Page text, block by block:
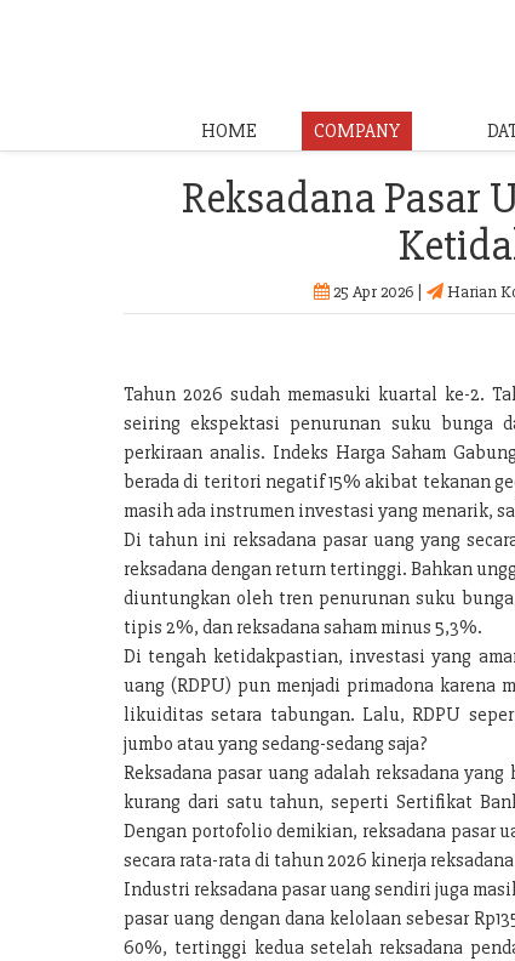
HOME COMPANY
Reksadana Pasar
25 Apr 2026 | Harian
Tahun 2026 sudah memasuki kuartal ke-2.
seiring ekspektasi penurunan suku bunga
perkiraan analis. Indeks Harga Saham
berada di teritori negatif 15% akibat tekanan
masih ada instrumen investasi yang menarik,
Di tahun ini reksadana pasar uang yang
reksadana dengan return tertinggi. Bahkan
diuntungkan oleh tren penurunan suku
tipis 2%, dan reksadana saham minus 5,3%.
Di tengah ketidakpastian, investasi yang
uang (RDPU) pun menjadi primadona karena
likuiditas setara tabungan. Lalu, RDPU
jumbo atau yang sedang-sedang saja?
Reksadana pasar uang adalah reksadana
kurang dari satu tahun, seperti Sertifikat
Dengan portofolio demikian, reksadana pasar
secara rata-rata di tahun 2026 kinerja
Industri reksadana pasar uang sendiri juga
pasar uang dengan dana kelolaan sebesar
60%, tertinggi kedua setelah reksadana